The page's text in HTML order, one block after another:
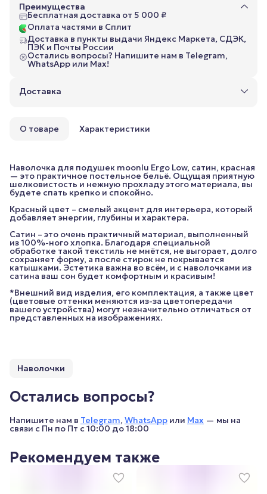
Преимущества
Бесплатная доставка от 5 000 ₽
Оплата частями в Сплит
Доставка в пункты выдачи Яндекс Маркета, СДЭК,
ПЭК и Почты России
Остались вопросы? Напишите нам в Telegram,
WhatsApp или Max!
Доставка
О товаре Характеристики
Наволочка для подушек moonlu Ergo Low, сатин, красная
— это практичное постельное бельё. Ощущая приятную
шелковистость и нежную прохладу этого материала, вы
будете спать крепко и спокойно.
Красный цвет – смелый акцент для интерьера, который
добавляет энергии, глубины и характера.
Сатин – это очень практичный материал, выполненный
из 100%-ного хлопка. Благодаря специальной
обработке такой текстиль не мнётся, не выгорает, долго
сохраняет форму, а после стирок не покрывается
катышками. Эстетика важна во всём, и с наволочками из
сатина ваш сон будет комфортным и красивым!
*Внешний вид изделия, его комплектация, а также цвет
(цветовые оттенки меняются из-за цветопередачи
вашего устройства) могут незначительно отличаться от
представленных на изображениях.
Наволочки
Остались вопросы?
Напишите нам в Telegram, WhatsApp или Max — мы на
связи с Пн по Пт с 10:00 до 18:00
Рекомендуем также